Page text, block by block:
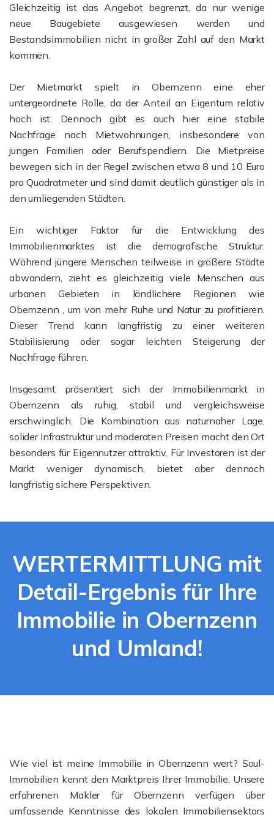
Gleichzeitig ist das Angebot begrenzt, da nur wenige
neue Baugebiete ausgewiesen werden und
Bestandsimmobilien nicht in großer Zahl auf den Markt
kommen.
Der Mietmarkt spielt in Obernzenn eine eher
untergeordnete Rolle, da der Anteil an Eigentum relativ
hoch ist. Dennoch gibt es auch hier eine stabile
Nachfrage nach Mietwohnungen, insbesondere von
jungen Familien oder Berufspendlern. Die Mietpreise
bewegen sich in der Regel zwischen etwa 8 und 10 Euro
pro Quadratmeter und sind damit deutlich günstiger als in
den umliegenden Städten.
Ein wichtiger Faktor für die Entwicklung des
Immobilienmarktes ist die demografische Struktur.
Während jüngere Menschen teilweise in größere Städte
abwandern, zieht es gleichzeitig viele Menschen aus
urbanen Gebieten in ländlichere Regionen wie
Obernzenn , um von mehr Ruhe und Natur zu profitieren.
Dieser Trend kann langfristig zu einer weiteren
Stabilisierung oder sogar leichten Steigerung der
Nachfrage führen.
Insgesamt präsentiert sich der Immobilienmarkt in
Obernzenn als ruhig, stabil und vergleichsweise
erschwinglich. Die Kombination aus naturnaher Lage,
solider Infrastruktur und moderaten Preisen macht den Ort
besonders für Eigennutzer attraktiv. Für Investoren ist der
Markt weniger dynamisch, bietet aber dennoch
langfristig sichere Perspektiven.
WERTERMITTLUNG mit
Detail-Ergebnis für Ihre
Immobilie in Obernzenn
und Umland!
Wie viel ist meine Immobilie in Obernzenn wert? Soul-
Immobilien kennt den Marktpreis Ihrer Immobilie. Unsere
erfahrenen Makler für Obernzenn verfügen über
umfassende Kenntnisse des lokalen Immobiliensektors